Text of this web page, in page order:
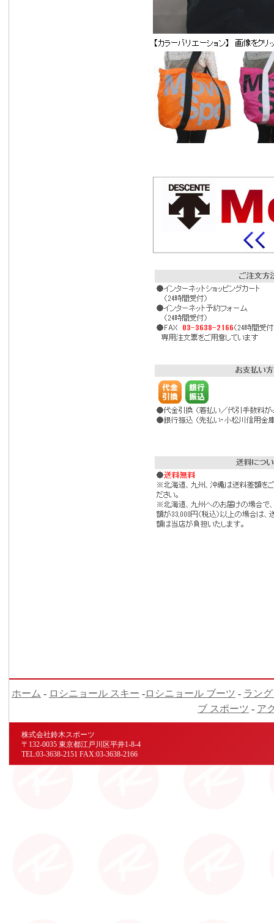
ホーム - ロシニョール スキー -ロシニョール ブーツ - ラン
ブ スポーツ - ア
株式会社鈴木スポーツ
〒132-0035 東京都江戸川区平井1-8-4
TEL:03-3638-2151 FAX:03-3638-2166